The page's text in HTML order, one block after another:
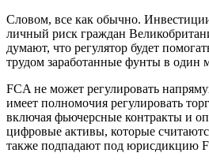
Словом, все как обычно.
личный риск граждан
думают, что регулятор будет
трудом заработанные фунты в один
FCA не может регулировать
имеет полномочия регулировать
включая фьючерсные контракты и
цифровые активы, которые
также подпадают под юрисдикцию